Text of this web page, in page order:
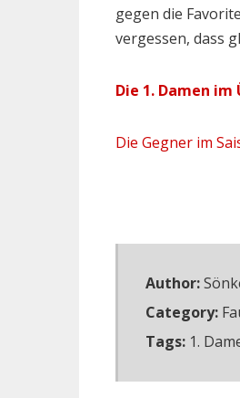
gegen die
vergessen, dass
Die 1. Damen
Die Gegner im
Author:
Category:
Tags: 1.